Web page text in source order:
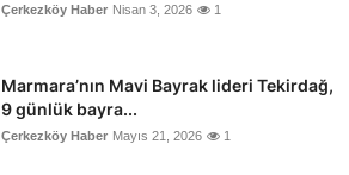
Çerkezköy Haber Nisan 3, 2026 1
Marmara’nın Mavi Bayrak lideri Tekirdağ,
9 günlük bayra...
Çerkezköy Haber Mayıs 21, 2026 1